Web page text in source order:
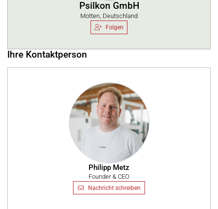
Psilkon GmbH
Motten, Deutschland
Folgen
Ihre Kontaktperson
Philipp Metz
Founder & CEO
Nachricht schreiben